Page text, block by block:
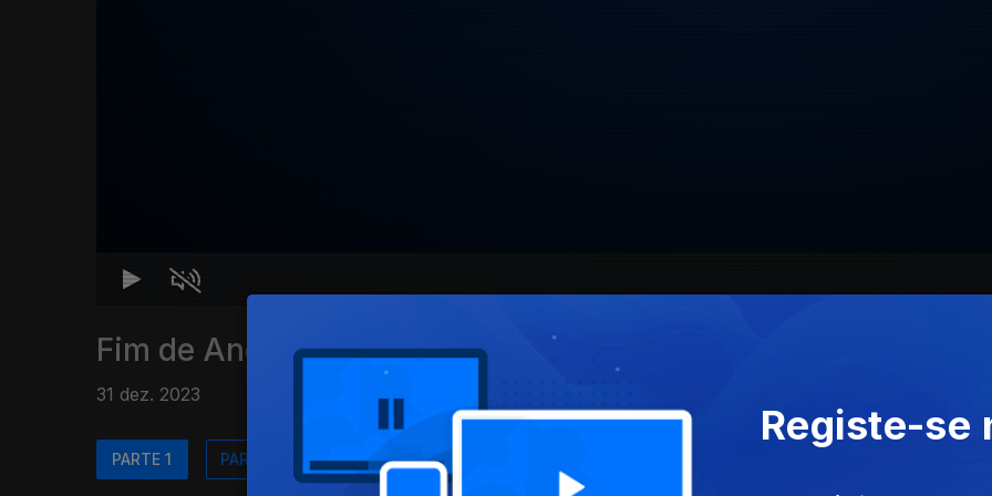
Fim de Ano Madeira 2023
31 dez. 2023
PARTE 1 PARTE 2
Registe-se